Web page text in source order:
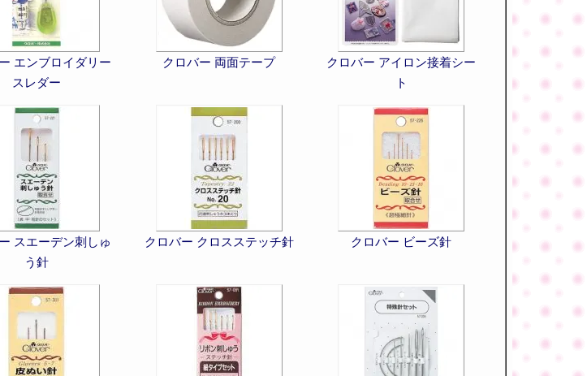
エンブロイダリー
スレダー
クロバー 両面テープ
クロバー アイロン接着シー
ト
スエーデン刺しゅ
う針
クロバー クロスステッチ針 クロバー ビーズ針